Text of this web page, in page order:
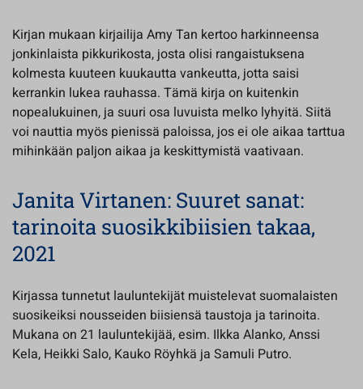
Kirjan mukaan kirjailija Amy Tan kertoo harkinneensa
jonkinlaista pikkurikosta, josta olisi rangaistuksena
kolmesta kuuteen kuukautta vankeutta, jotta saisi
kerrankin lukea rauhassa. Tämä kirja on kuitenkin
nopealukuinen, ja suuri osa luvuista melko lyhyitä. Siitä
voi nauttia myös pienissä paloissa, jos ei ole aikaa tarttua
mihinkään paljon aikaa ja keskittymistä vaativaan.
Janita Virtanen: Suuret sanat:
tarinoita suosikkibiisien takaa,
2021
Kirjassa tunnetut lauluntekijät muistelevat suomalaisten
suosikeiksi nousseiden biisiensä taustoja ja tarinoita.
Mukana on 21 lauluntekijää, esim. Ilkka Alanko, Anssi
Kela, Heikki Salo, Kauko Röyhkä ja Samuli Putro.